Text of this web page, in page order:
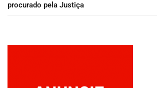
procurado pela Justiça